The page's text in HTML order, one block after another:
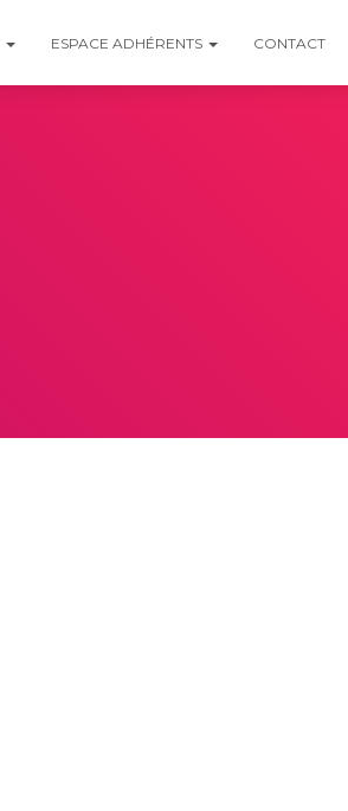
ESPACE ADHÉRENTS CONTACT